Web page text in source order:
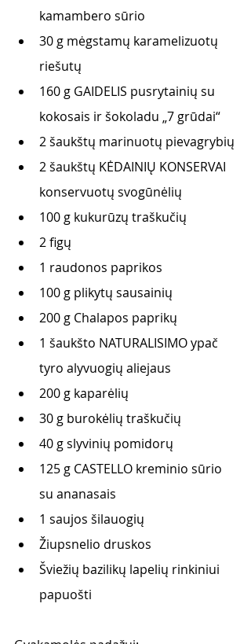
kamambero sūrio
30 g mėgstamų karamelizuotų
riešutų
160 g GAIDELIS pusrytainių su
kokosais ir šokoladu „7 grūdai“
2 šaukštų marinuotų pievagrybių
2 šaukštų KĖDAINIŲ KONSERVAI
konservuotų svogūnėlių
100 g kukurūzų traškučių
2 figų
1 raudonos paprikos
100 g plikytų sausainių
200 g Chalapos paprikų
1 šaukšto NATURALISIMO ypač
tyro alyvuogių aliejaus
200 g kaparėlių
30 g burokėlių traškučių
40 g slyvinių pomidorų
125 g CASTELLO kreminio sūrio
su ananasais
1 saujos šilauogių
Žiupsnelio druskos
Šviežių bazilikų lapelių rinkiniui
papuošti